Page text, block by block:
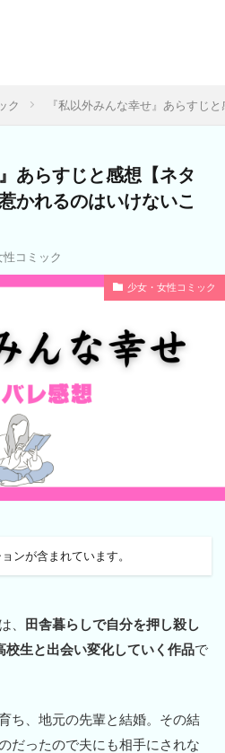
ク 『私以外みんな幸せ』あらすじ
あらすじと感想【ネタ
かれるのはいけないこ
性コミック
少女・女性コミック
ンが含まれています。
、 田舎暮らしで自分を押し殺し
生と出会い変化していく作品で
ち、地元の先輩と結婚。その結
だったので夫にも相手にされな